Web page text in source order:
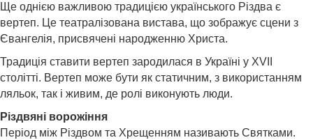
Ще однією важливою традицією українського Різдва є
вертеп. Це театралізована вистава, що зображує сцени з
Євангелія, присвячені народженню Христа.
Традиція ставити вертеп зародилася в Україні у XVII
столітті. Вертеп може бути як статичним, з використанням
ляльок, так і живим, де ролі виконують люди.
Різдвяні ворожіння
Період між Різдвом та Хрещенням називають Святками.